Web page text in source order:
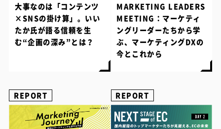
大事なのは「コンテンツ
×SNSの掛け算」。いい
たか氏が語る信頼を生
む“企画の深み”とは？
MARKETING LEADERS
MEETING：マーケティ
ングリーダーたちから学
ぶ、マーケティングDXの
今とこれから
REPORT REPORT